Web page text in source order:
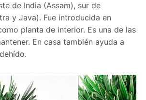
de India (Assam), sur de
y Java). Fue introducida en
planta de interior. Es una de las
En casa también ayuda a